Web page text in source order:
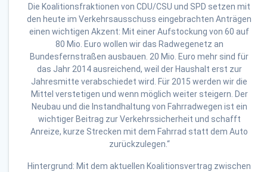
Die Koalitionsfraktionen von CDU/CSU und SPD setzen mit
den heute im Verkehrsausschuss eingebrachten Anträgen
einen wichtigen Akzent: Mit einer Aufstockung von 60 auf
80 Mio. Euro wollen wir das Radwegenetz an
Bundesfernstraßen ausbauen. 20 Mio. Euro mehr sind für
das Jahr 2014 ausreichend, weil der Haushalt erst zur
Jahresmitte verabschiedet wird. Für 2015 werden wir die
Mittel verstetigen und wenn möglich weiter steigern. Der
Neubau und die Instandhaltung von Fahrradwegen ist ein
wichtiger Beitrag zur Verkehrssicherheit und schafft
Anreize, kurze Strecken mit dem Fahrrad statt dem Auto
zurückzulegen.“
Hintergrund: Mit dem aktuellen Koalitionsvertrag zwischen